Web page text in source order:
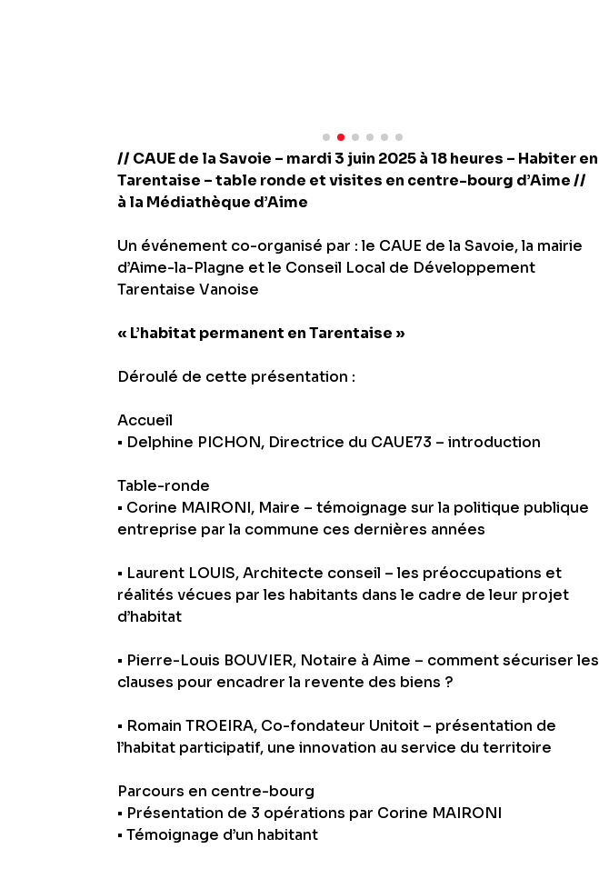
// CAUE de la Savoie – mardi 3 juin 2025 à 18 heures – Habiter en
Tarentaise – table ronde et visites en centre-bourg d’Aime //
à la Médiathèque d’Aime
Un événement co-organisé par : le CAUE de la Savoie, la mairie
d’Aime-la-Plagne et le Conseil Local de Développement
Tarentaise Vanoise
« L’habitat permanent en Tarentaise »
Déroulé de cette présentation :
Accueil
• Delphine PICHON, Directrice du CAUE73 – introduction
Table-ronde
• Corine MAIRONI, Maire – témoignage sur la politique publique
entreprise par la commune ces dernières années
• Laurent LOUIS, Architecte conseil – les préoccupations et
réalités vécues par les habitants dans le cadre de leur projet
d’habitat
• Pierre-Louis BOUVIER, Notaire à Aime – comment sécuriser les
clauses pour encadrer la revente des biens ?
• Romain TROEIRA, Co-fondateur Unitoit – présentation de
l’habitat participatif, une innovation au service du territoire
Parcours en centre-bourg
• Présentation de 3 opérations par Corine MAIRONI
• Témoignage d’un habitant